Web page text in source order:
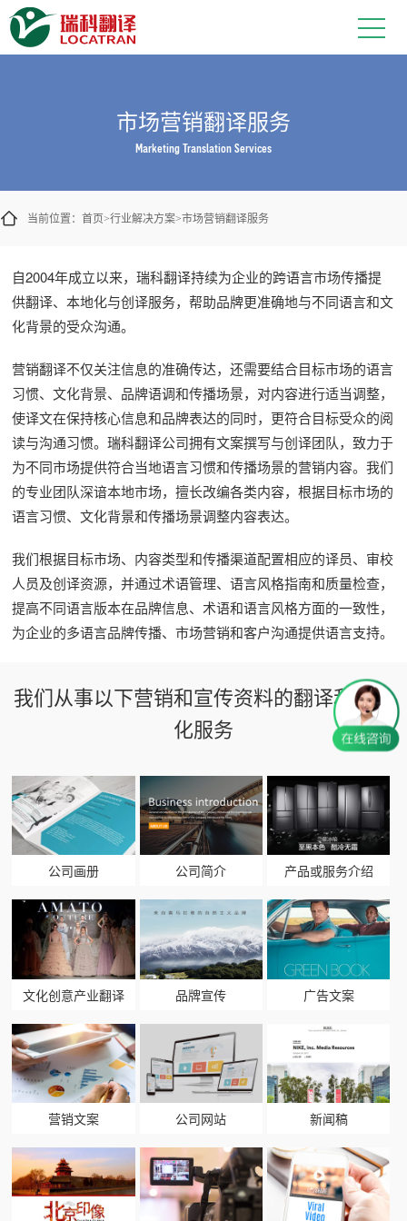
市场营销翻译服务
Marketing Translation Services
当前位置： 首页>行业解决方案>市场营销翻译服务
自2004年成立以来，瑞科翻译持续为企业的跨语言市场传播提
供翻译、本地化与创译服务，帮助品牌更准确地与不同语言和文
化背景的受众沟通。
营销翻译不仅关注信息的准确传达，还需要结合目标市场的语言
习惯、文化背景、品牌语调和传播场景，对内容进行适当调整，
使译文在保持核心信息和品牌表达的同时，更符合目标受众的阅
读与沟通习惯。瑞科翻译公司拥有文案撰写与创译团队，致力于
为不同市场提供符合当地语言习惯和传播场景的营销内容。我们
的专业团队深谙本地市场，擅长改编各类内容，根据目标市场的
语言习惯、文化背景和传播场景调整内容表达。
我们根据目标市场、内容类型和传播渠道配置相应的译员、审校
人员及创译资源，并通过术语管理、语言风格指南和质量检查，
提高不同语言版本在品牌信息、术语和语言风格方面的一致性，
为企业的多语言品牌传播、市场营销和客户沟通提供语言支持。
我们从事以下营销和宣传资料的翻译和本地
化服务
公司画册 公司简介 产品或服务介绍
文化创意产业翻译 品牌宣传 广告文案
营销文案 公司网站 新闻稿